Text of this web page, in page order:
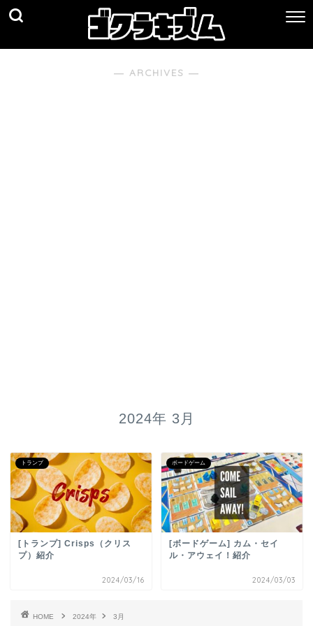
― ARCHIVES ―
2024年 3月
トランプ
[トランプ] Crisps（クリス
プ）紹介
2024/03/16
ボードゲーム
[ボードゲーム] カム・セイ
ル・アウェイ！紹介
2024/03/03
HOME 2024年 3月